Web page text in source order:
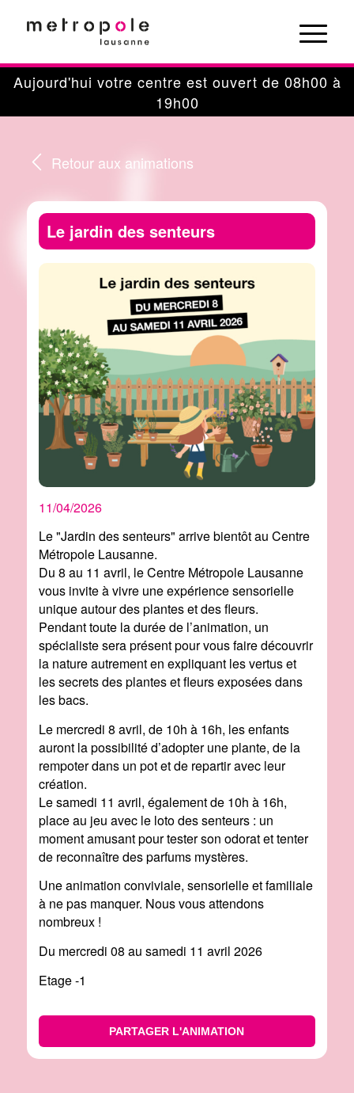
Aujourd'hui votre centre est ouvert de 08h00 à
19h00
Retour aux animations
Le jardin des senteurs
11/04/2026
Le "Jardin des senteurs" arrive bientôt au Centre
Métropole Lausanne.
Du 8 au 11 avril, le Centre Métropole Lausanne
vous invite à vivre une expérience sensorielle
unique autour des plantes et des fleurs.
Pendant toute la durée de l’animation, un
spécialiste sera présent pour vous faire découvrir
la nature autrement en expliquant les vertus et
les secrets des plantes et fleurs exposées dans
les bacs.
Le mercredi 8 avril, de 10h à 16h, les enfants
auront la possibilité d’adopter une plante, de la
rempoter dans un pot et de repartir avec leur
création.
Le samedi 11 avril, également de 10h à 16h,
place au jeu avec le loto des senteurs : un
moment amusant pour tester son odorat et tenter
de reconnaître des parfums mystères.
Une animation conviviale, sensorielle et familiale
à ne pas manquer. Nous vous attendons
nombreux !
Du mercredi 08 au samedi 11 avril 2026
Etage -1
PARTAGER L'ANIMATION